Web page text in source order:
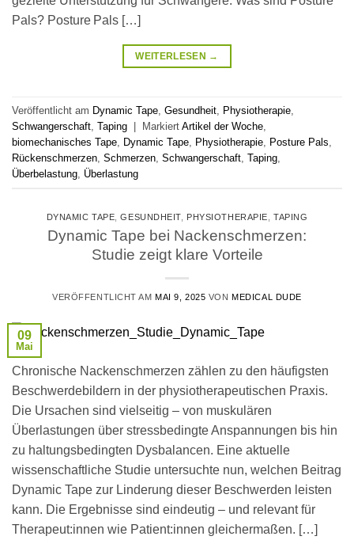
Pals? Posture Pals […]
WEITERLESEN →
Veröffentlicht am Dynamic Tape Gesundheit Physiotherapie
Schwangerschaft Taping | Markiert Artikel der Woche
biomechanisches Tape Dynamic Tape Physiotherapie Posture Pals
Rückenschmerzen Schmerzen Schwangerschaft Taping
Überbelastung Überlastung
DYNAMIC TAPE ,GESUNDHEIT PHYSIOTHERAPIE ,TAPING
Dynamic Tape bei Nackenschmerzen:
Studie zeigt klare Vorteile
VERÖFFENTLICHT AMMAI 9, 2025 VONMEDICAL DUDE
09
Mai
Chronische Nackenschmerzen zählen zu den häufigsten
Beschwerdebildern in der physiotherapeutischen Praxis.
Die Ursachen sind vielseitig – von muskulären
Überlastungen über stressbedingte Anspannungen bis hin
zu haltungsbedingten Dysbalancen. Eine aktuelle
wissenschaftliche Studie untersuchte nun, welchen Beitrag
Dynamic Tape zur Linderung dieser Beschwerden leisten
kann. Die Ergebnisse sind eindeutig – und relevant für
Therapeut:innen wie Patient:innen gleichermaßen. […]